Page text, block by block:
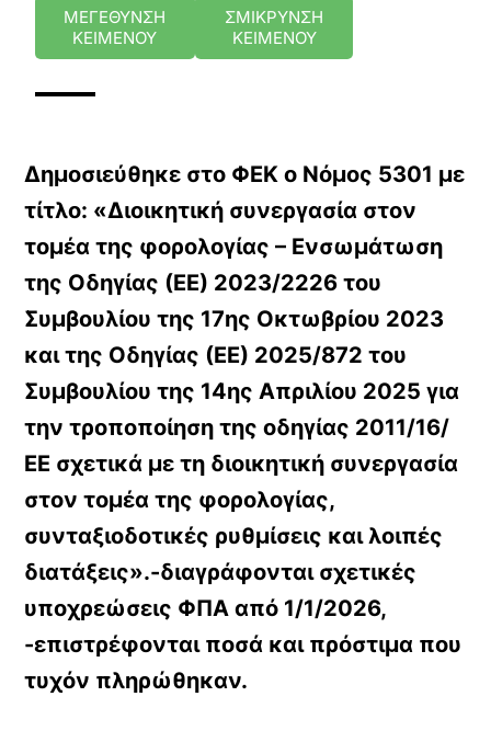
ΜΕΓΕΘΥΝΣΗ
ΚΕΙΜΕΝΟΥ
ΣΜΙΚΡΥΝΣΗ
ΚΕΙΜΕΝΟΥ
Δημοσιεύθηκε στο ΦΕΚ ο Νόμος 5301 με
τίτλο: «Διοικητική συνεργασία στον
τομέα της φορολογίας – Ενσωμάτωση
της Οδηγίας (ΕΕ) 2023/2226 του
Συμβουλίου της 17ης Οκτωβρίου 2023
και της Οδηγίας (ΕΕ) 2025/872 του
Συμβουλίου της 14ης Απριλίου 2025 για
την τροποποίηση της οδηγίας 2011/16/
ΕΕ σχετικά με τη διοικητική συνεργασία
στον τομέα της φορολογίας,
συνταξιοδοτικές ρυθμίσεις και λοιπές
διατάξεις».-διαγράφονται σχετικές
υποχρεώσεις ΦΠΑ από 1/1/2026,
-επιστρέφονται ποσά και πρόστιμα που
τυχόν πληρώθηκαν.